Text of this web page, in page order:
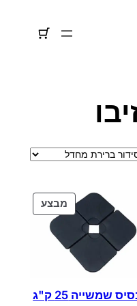
מבצעמוצרים
במבצע
שמשייה 25 ק"ג